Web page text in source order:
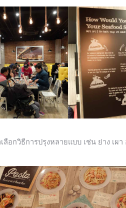
ลือกวิธีการปรุงหลายแบบ เช่น ย่าง เผ